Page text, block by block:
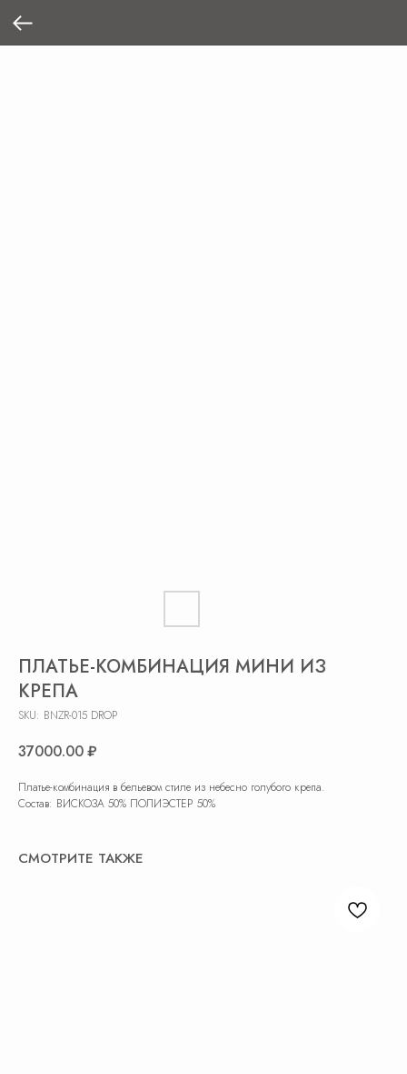
ПЛАТЬЕ-КОМБИНАЦИЯ МИНИ ИЗ
КРЕПА
SKU: BNZR-015 DROP
37000.00₽
Платье-комбинация в бельевом стиле из небесно голубого крепа.
Состав: ВИСКОЗА 50% ПОЛИЭСТЕР 50%
СМОТРИТЕ ТАКЖЕ